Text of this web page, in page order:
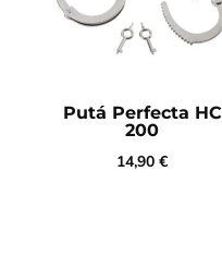
Putá Perfecta HC
200
14,90€